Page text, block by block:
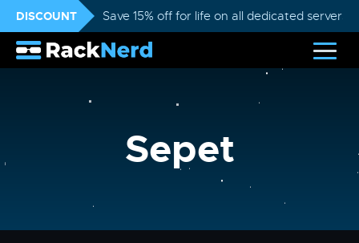
DISCOUNT Save 15% off for life on all dedicated servers
Sepet